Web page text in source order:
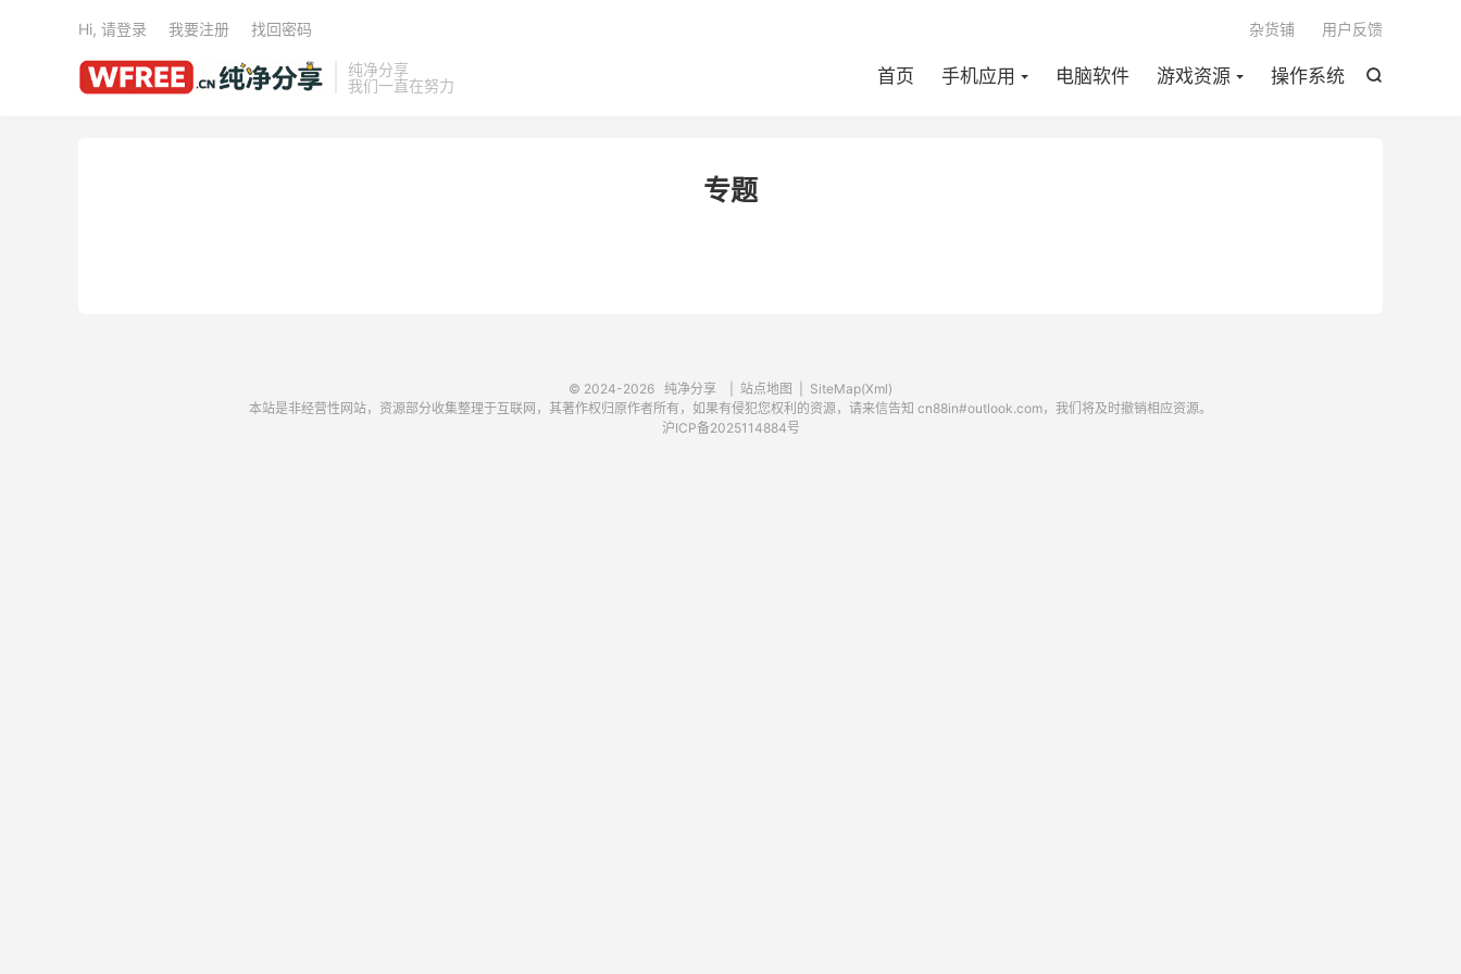
纯净分享
我们一直在努力

首页 手机应用 电脑软件 游戏资源 操作系统
杂货铺 用户反馈
Hi, 请登录 我要注册 找回密码
专题
© 2024-2026 纯净分享 站点地图
SiteMap(Xml)
本站是非经营性网站，资源部分收集整理于互联网，其著作权归原作者所有，如果有侵犯您权利的资源，请来信告知 cn88in#outlook.com，我们将及时撤销相应资源。
沪ICP备2025114884号